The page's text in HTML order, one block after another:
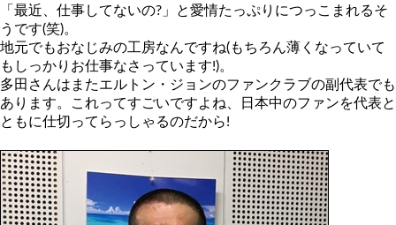
「最近、仕事してないの?」と愛情たっぷりにつっこまれるそ
うです(笑)。
地元でもおなじみの工房なんですね(もちろん薄くなっていて
もしっかりお仕事なさっています!)。
多田さんはまたエルトン・ジョンのファンクラブの副代表でも
あります。これってすごいですよね、日本中のファンを代表と
ともに仕切ってらっしゃるのだから!